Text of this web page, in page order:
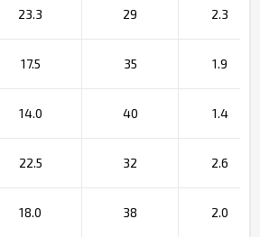
23.3 29 2.3
17.5 35 1.9
14.0 40 1.4
22.5 32 2.6
18.0 38 2.0